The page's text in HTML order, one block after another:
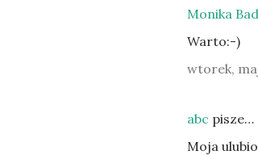
Monika
Warto:-)
wtorek,
abc pisze…
Moja